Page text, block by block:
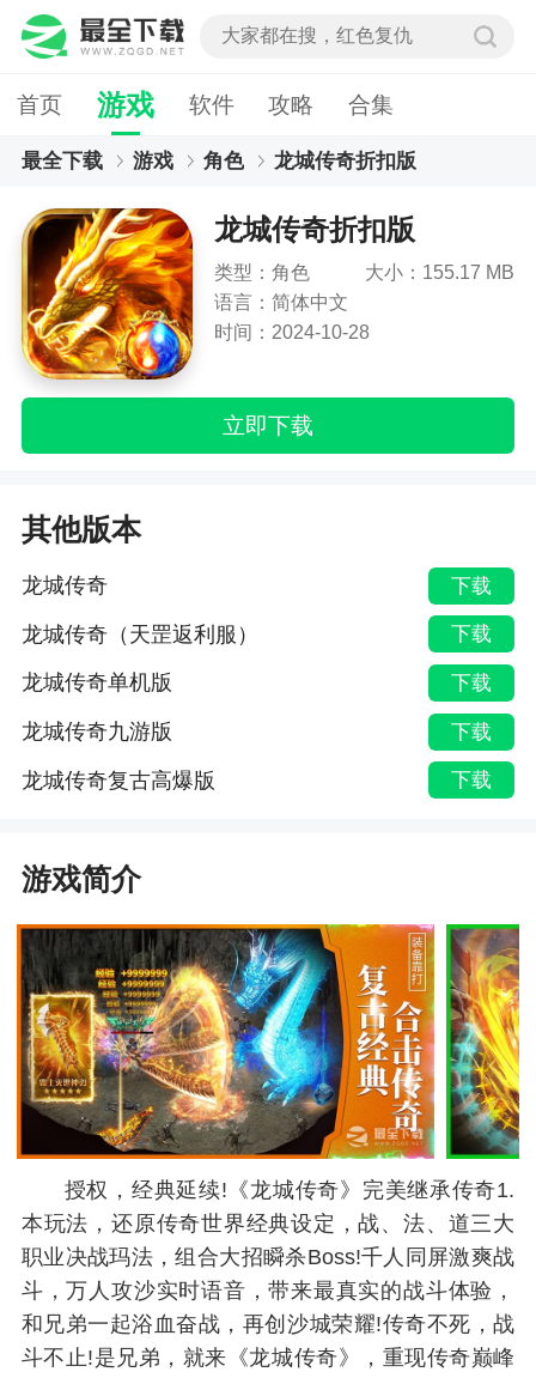
首页 游戏 软件 攻略 合集
最全下载 游戏 角色 龙城传奇折扣版
龙城传奇折扣版
类型：角色
大小：155.17 MB
语言：简体中文
时间：2024-10-28
立即下载
其他版本
龙城传奇 下载
龙城传奇（天罡返利服） 下载
龙城传奇单机版 下载
龙城传奇九游版 下载
龙城传奇复古高爆版 下载
游戏简介
授权，经典延续!《龙城传奇》完美继承传奇1.
本玩法，还原传奇世界经典设定，战、法、道三大
职业决战玛法，组合大招瞬杀Boss!千人同屏激爽战
斗，万人攻沙实时语音，带来最真实的战斗体验，
和兄弟一起浴血奋战，再创沙城荣耀!传奇不死，战
斗不止!是兄弟，就来《龙城传奇》，重现传奇巅峰